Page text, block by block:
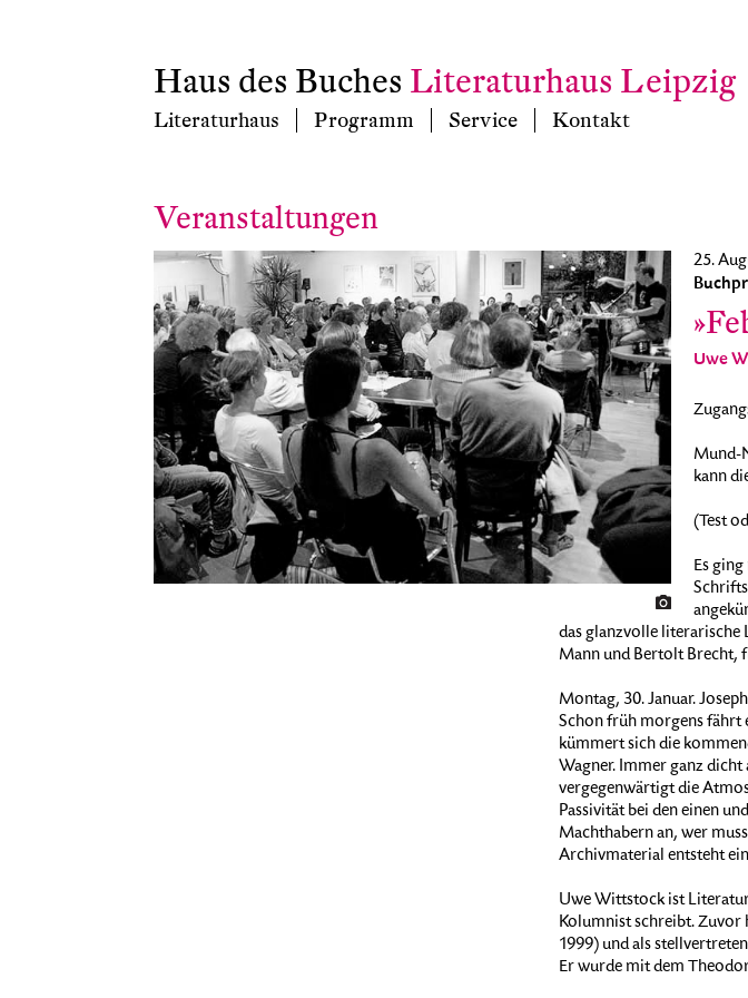
Haus des Buches Literaturhaus Leipzig
Literaturhaus Programm Service Kontakt
Veranstaltungen
25.
Uwe
Mund-
kann
(Test
Es
das glanzvolle literarische
Mann und Bertolt Brecht,
Montag, 30. Januar.
Schon früh morgens fährt
kümmert sich die
Wagner. Immer ganz
vergegenwärtigt die
Passivität bei den einen
Machthabern an, wer
Archivmaterial entsteht
Uwe Wittstock ist
Kolumnist schreibt. Zuvor
1999) und als
Er wurde mit dem